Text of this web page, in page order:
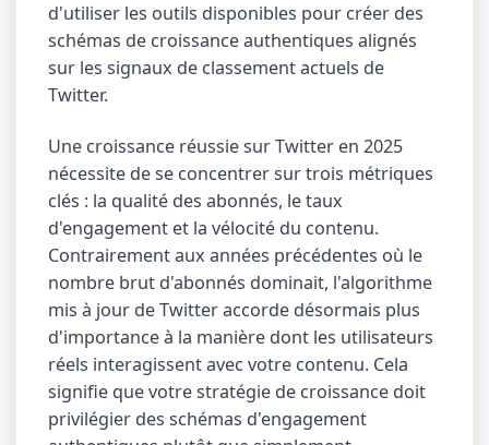
d'utiliser les outils disponibles pour créer des
schémas de croissance authentiques alignés
sur les signaux de classement actuels de
Twitter.
Une croissance réussie sur Twitter en 2025
nécessite de se concentrer sur trois métriques
clés : la qualité des abonnés, le taux
d'engagement et la vélocité du contenu.
Contrairement aux années précédentes où le
nombre brut d'abonnés dominait, l'algorithme
mis à jour de Twitter accorde désormais plus
d'importance à la manière dont les utilisateurs
réels interagissent avec votre contenu. Cela
signifie que votre stratégie de croissance doit
privilégier des schémas d'engagement